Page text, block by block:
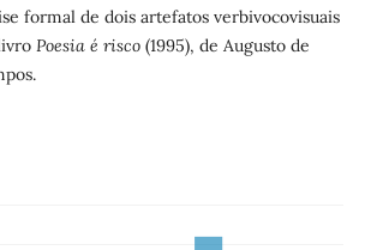
formal de dois artefatos verbivocovisuais
Poesia é risco (1995), de Augusto de